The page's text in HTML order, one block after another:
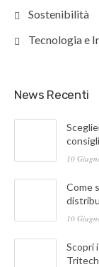
Sostenibilità
Tecnologia e
News Recenti
10
Come
10
Scopri